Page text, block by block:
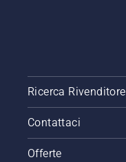
Ricerca Rivenditore
Contattaci
Offerte